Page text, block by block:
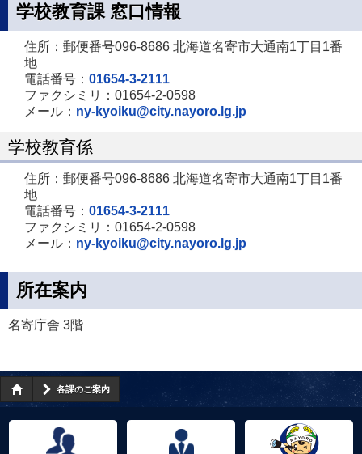
学校教育課 窓口情報
住所：郵便番号096-8686 北海道名寄市大通南1丁目1番
地
電話番号： 01654-3-2111
ファクシミリ：01654-2-0598
メール： ny-kyoiku@city.nayoro.lg.jp
学校教育係
住所：郵便番号096-8686 北海道名寄市大通南1丁目1番
地
電話番号： 01654-3-2111
ファクシミリ：01654-2-0598
メール： ny-kyoiku@city.nayoro.lg.jp
所在案内
名寄庁舎 3階
各課のご案内